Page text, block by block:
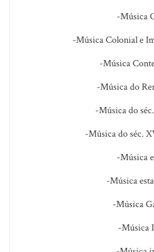
-Música
-Música Colonial e
-Música
-Música do
-Música do
-Música do séc.
-Música
-Música
-Música
-Música